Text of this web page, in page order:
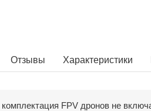
Отзывы Характеристики
FPV дронов не